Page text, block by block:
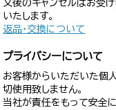
文後のキャンセルはお受
いたします。
返品・交換について
プライバシーについて
お客様からいただいた個
切使用致しません。
当社が責任をもって安全に